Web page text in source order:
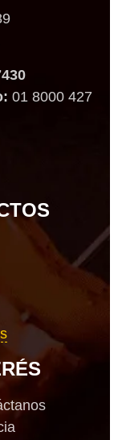
01 8000 427